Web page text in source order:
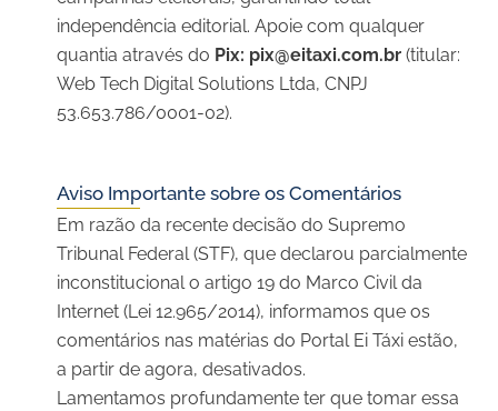
independência editorial. Apoie com qualquer
quantia através do Pix: pix@eitaxi.com.br (titular:
Web Tech Digital Solutions Ltda, CNPJ
53.653.786/0001-02).
Aviso Importante sobre os Comentários
Em razão da recente decisão do Supremo
Tribunal Federal (STF), que declarou parcialmente
inconstitucional o artigo 19 do Marco Civil da
Internet (Lei 12.965/2014), informamos que os
comentários nas matérias do Portal Ei Táxi estão,
a partir de agora, desativados.
Lamentamos profundamente ter que tomar essa